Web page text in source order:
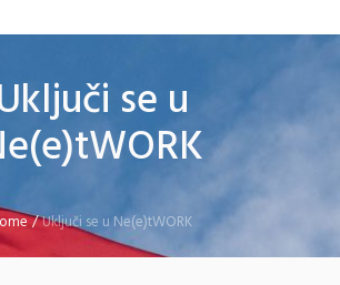
se u
/Uključi se u Ne(e)tWORK